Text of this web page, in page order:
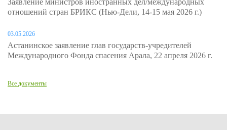
Заявление министров иностранных дел/международных
отношений стран БРИКС (Нью-Дели, 14-15 мая 2026 г.)
03.05.2026
Астанинское заявление глав государств-учредителей
Международного Фонда спасения Арала, 22 апреля 2026 г.
Все документы